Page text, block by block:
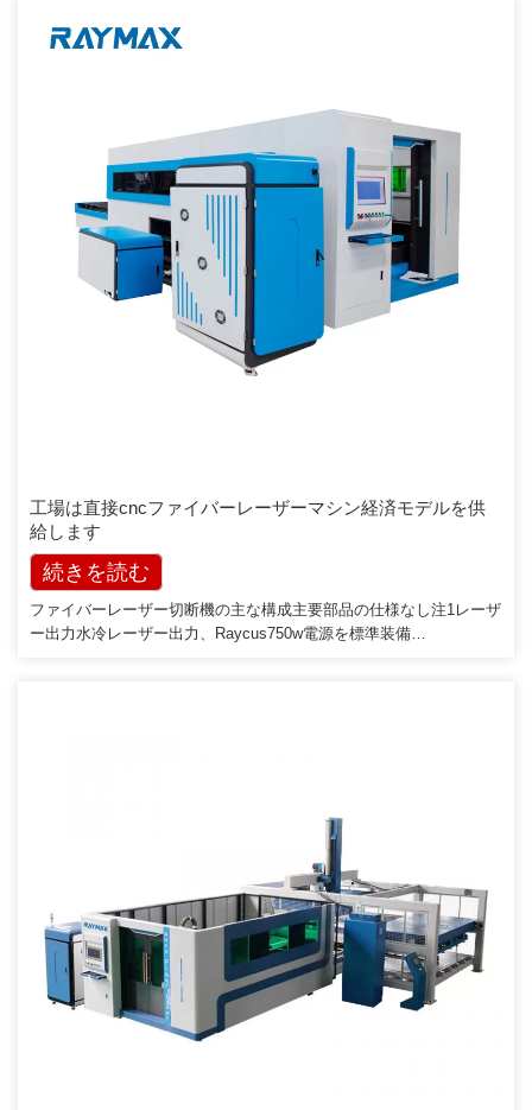
せ、[…]
工場は直接cncファイバーレーザーマシン経済モデルを供
給します
続きを読む
ファイバーレーザー切断機の主な構成主要部品の仕様なし注1レーザ
ー出力水冷レーザー出力、Raycus750w電源を標準装備